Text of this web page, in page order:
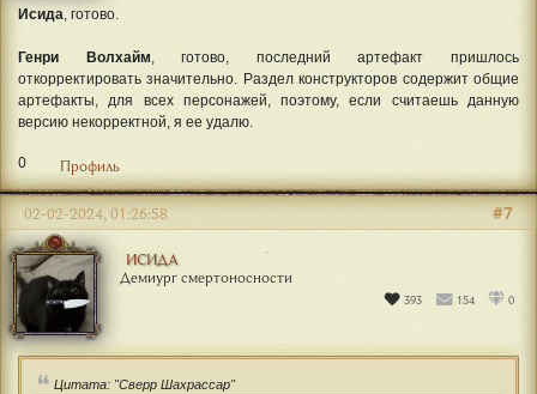
Исида, готово.
Генри Волхайм, готово, последний артефакт пришлось
откорректировать значительно. Раздел конструкторов содержит общие
артефакты, для всех персонажей, поэтому, если считаешь данную
версию некорректной, я ее удалю.
0 Профиль
ИСИДА
Демиург смертоносности
393 154 0
#7
02-02-2024, 01:26:58
Цитата: "Сверр Шахрассар"